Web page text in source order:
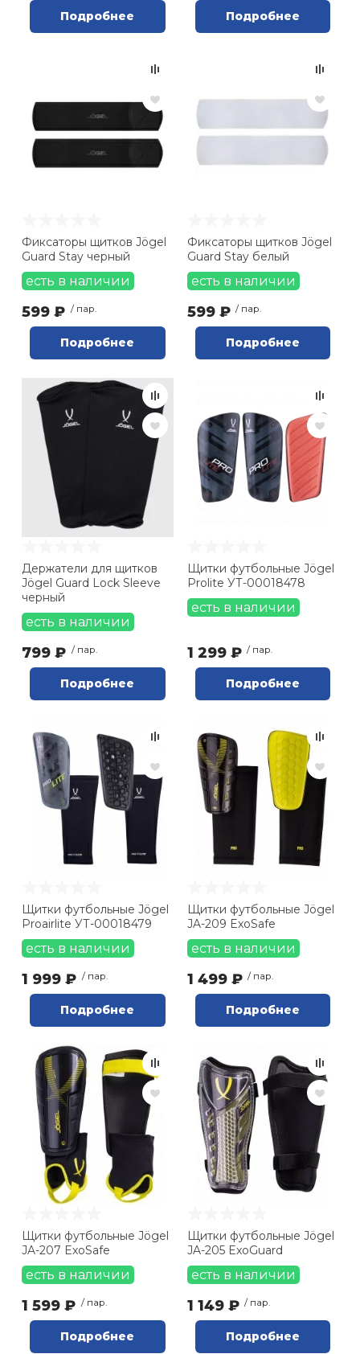
Подробнее Подробнее
Фиксаторы щитков Jögel
Guard Stay черный
есть в наличии
599 ₽ / пар.
Подробнее
Фиксаторы щитков Jögel
Guard Stay белый
есть в наличии
599 ₽ / пар.
Подробнее
Держатели для щитков
Jögel Guard Lock Sleeve
черный
есть в наличии
799 ₽ / пар.
Подробнее
Щитки футбольные Jögel
Prolite УТ-00018478
есть в наличии
1 299 ₽ / пар.
Подробнее
Щитки футбольные Jögel
Proairlite УТ-00018479
есть в наличии
1 999 ₽ / пар.
Подробнее
Щитки футбольные Jögel
JA-209 ExoSafe
есть в наличии
1 499 ₽ / пар.
Подробнее
Щитки футбольные Jögel
JA-207 ExoSafe
есть в наличии
1 599 ₽ / пар.
Подробнее
Щитки футбольные Jögel
JA-205 ExoGuard
есть в наличии
1 149 ₽ / пар.
Подробнее